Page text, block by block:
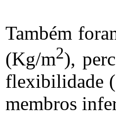
Também
(Kg/m2),
flexibilidade
membros